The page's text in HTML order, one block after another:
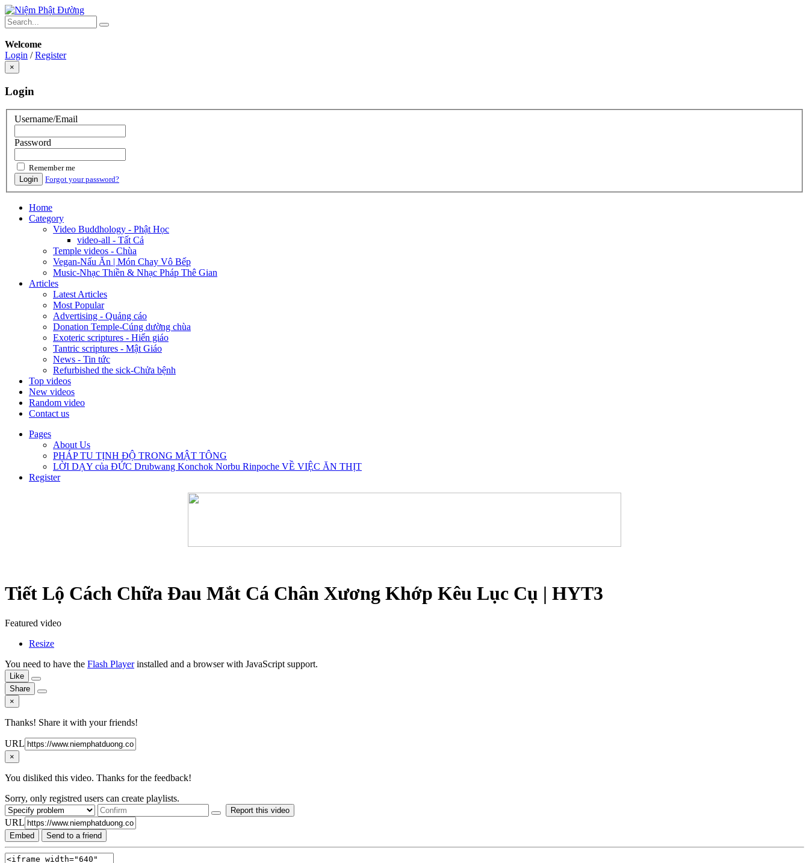
Welcome
Login /Register
×
Login
Username/Email
Password
Remember me
Login
Forgot your password?
Home
Category
Video Buddhology - Phật Học
video-all - Tất Cả
Temple videos - Chùa
Vegan-Nấu Ăn | Món Chay Vô Bếp
Music-Nhạc Thiền & Nhạc Pháp Thê Gian
Articles
Latest Articles
Most Popular
Advertising - Quảng cáo
Donation Temple-Cúng dường chùa
Exoteric scriptures - Hiển giáo
Tantric scriptures - Mật Giáo
News - Tin tức
Refurbished the sick-Chửa bệnh
Top videos
New videos
Random video
Contact us
Pages
About Us
PHÁP TU TỊNH ĐỘ TRONG MẬT TÔNG
LỜI DẠY của ĐỨC Drubwang Konchok Norbu Rinpoche VỀ VIỆC ĂN THỊT
Register
Tiết Lộ Cách Chữa Đau Mắt Cá Chân Xương Khớp Kêu Lục Cụ | HYT3
Featured video
Resize
You need to have the Flash Playerinstalled and a browser with JavaScript support.
Like
Share
×
Thanks! Share it with your friends!
URL
×
You disliked this video. Thanks for the feedback!
Sorry, only registred users can create playlists.
Report this video
URL
Embed Send to a friend